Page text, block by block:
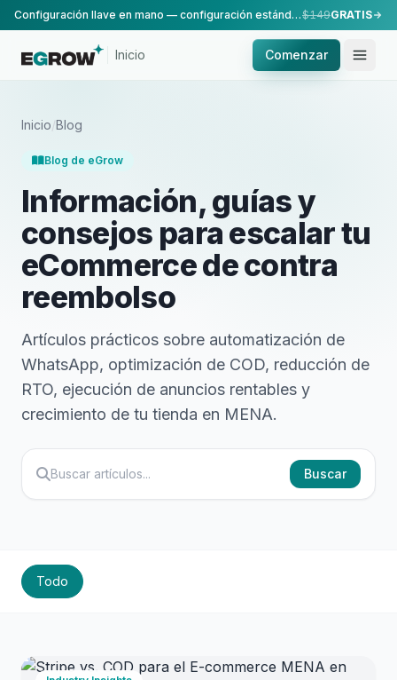
Configuración llave en mano — configuración estándar, realizada por nuestro equipo.$149GRATIS
Inicio Comenzar
Inicio/Blog
Blog de eGrow
Información, guías y
consejos para escalar tu
eCommerce de contra
reembolso
Artículos prácticos sobre automatización de
WhatsApp, optimización de COD, reducción de
RTO, ejecución de anuncios rentables y
crecimiento de tu tienda en MENA.
Buscar
Todo